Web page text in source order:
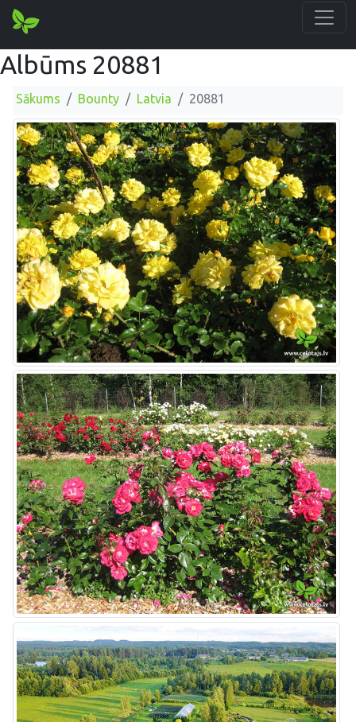
Albūms 20881
Sākums Bounty Latvia 20881